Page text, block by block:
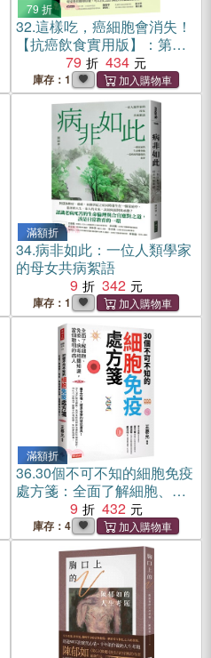
79 折
32.這樣吃，癌細胞會消失！
【抗癌飲食實用版】：第一
本全方位抗癌食譜，從日常
管理餐到對症治療餐的健康
飲食法！
79 434
庫存：1
滿額折
34.病非如此：一位人類學家
的母女共病絮語
9
342
庫存：1
滿額折
36.30個不可不知的細胞免疫
處方箋：全面了解細胞、免
疫、病毒相關知識，當個聰
明的病人
9 432
庫存：4